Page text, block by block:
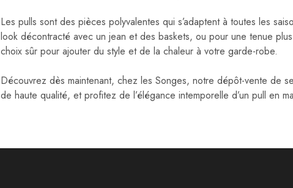
Les pulls sont des pièces polyvalentes qui s’adaptent à toutes les
look décontracté avec un jean et des baskets, ou pour une tenue
choix sûr pour ajouter du style et de la chaleur à votre garde-robe.
Découvrez dès maintenant, chez les Songes, notre dépôt-vente de
de haute qualité, et profitez de l’élégance intemporelle d’un pull en